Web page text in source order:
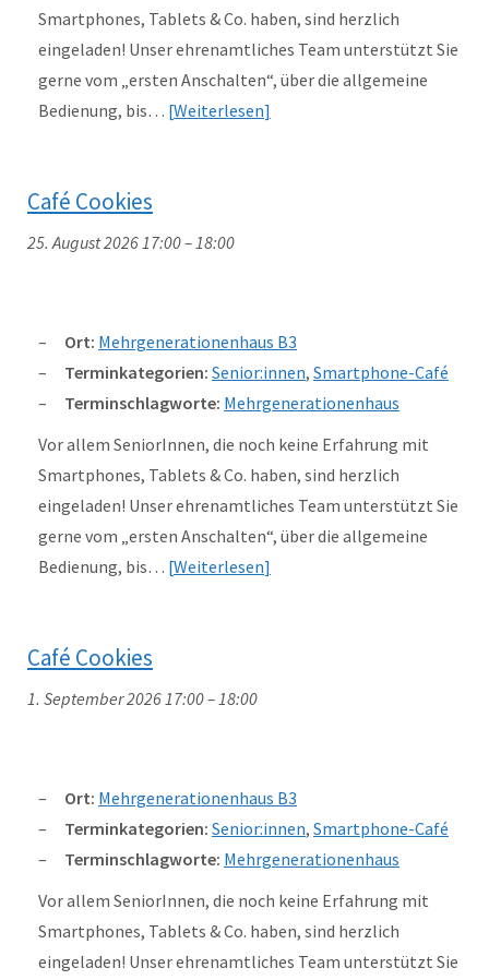
Smartphones, Tablets & Co. haben, sind herzlich
eingeladen! Unser ehrenamtliches Team unterstützt Sie
gerne vom „ersten Anschalten“, über die allgemeine
Bedienung, bis… Weiterlesen
Café Cookies
25. August 2026 17:00–18:00
Ort: Mehrgenerationenhaus B3
Terminkategorien: Senior:innen, Smartphone-Café
Terminschlagworte: Mehrgenerationenhaus
Vor allem SeniorInnen, die noch keine Erfahrung mit
Smartphones, Tablets & Co. haben, sind herzlich
eingeladen! Unser ehrenamtliches Team unterstützt Sie
gerne vom „ersten Anschalten“, über die allgemeine
Bedienung, bis… Weiterlesen
Café Cookies
1. September 2026 17:00–18:00
Ort: Mehrgenerationenhaus B3
Terminkategorien: Senior:innen, Smartphone-Café
Terminschlagworte: Mehrgenerationenhaus
Vor allem SeniorInnen, die noch keine Erfahrung mit
Smartphones, Tablets & Co. haben, sind herzlich
eingeladen! Unser ehrenamtliches Team unterstützt Sie